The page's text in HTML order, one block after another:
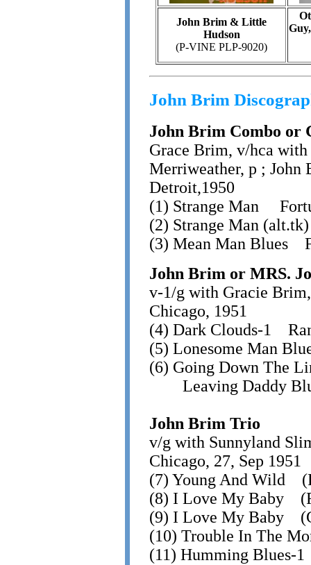
John Brim & Little
Hudson
(P-VINE PLP-9020)
John Brim
John Brim Combo or
Grace Brim, v/hca
Merriweather, p ; John
Detroit,1950
(1) Strange Man
(2) Strange Man
(3) Mean Man Blues
John Brim or MRS.
v-1/g with Gracie
Chicago, 1951
(4) Dark Clouds-1
(5) Lonesome Man
(6) Going Down The
Leaving Daddy
John Brim Trio
v/g with Sunnyland
Chicago, 27, Sep 1951
(7) Young And Wild
(8) I Love My Baby
(9) I Love My Baby
(10) Trouble In The
(11) Humming